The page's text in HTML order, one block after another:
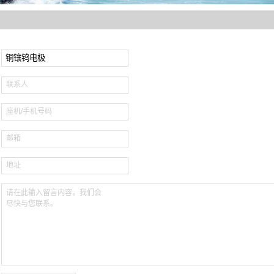
铼合金
联系人
座机/手机号码
邮箱
地址
请在此输入留言内容，我们会
尽快与您联系。